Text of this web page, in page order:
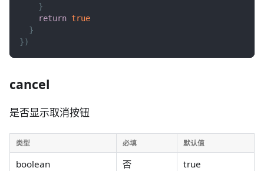
}
return true
}
})
cancel
是否显示取消按钮
类型 必填 默认值
boolean 否 true